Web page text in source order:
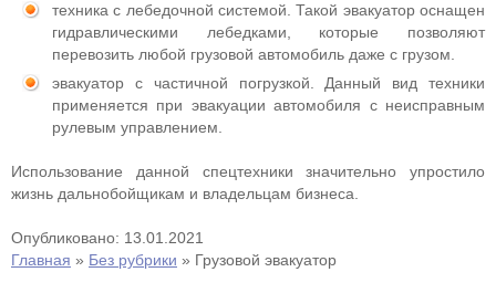
техника с лебедочной системой. Такой эвакуатор оснащен
гидравлическими лебедками, которые позволяют
перевозить любой грузовой автомобиль даже с грузом.
эвакуатор с частичной погрузкой. Данный вид техники
применяется при эвакуации автомобиля с неисправным
рулевым управлением.
Использование данной спецтехники значительно упростило
жизнь дальнобойщикам и владельцам бизнеса.
Опубликовано: 13.01.2021
Главная » Без рубрики » Грузовой эвакуатор